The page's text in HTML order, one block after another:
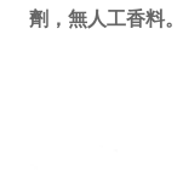
劑，無人工香料。